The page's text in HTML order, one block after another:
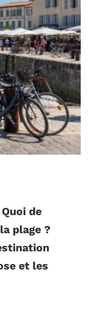
de
plage ?
et les